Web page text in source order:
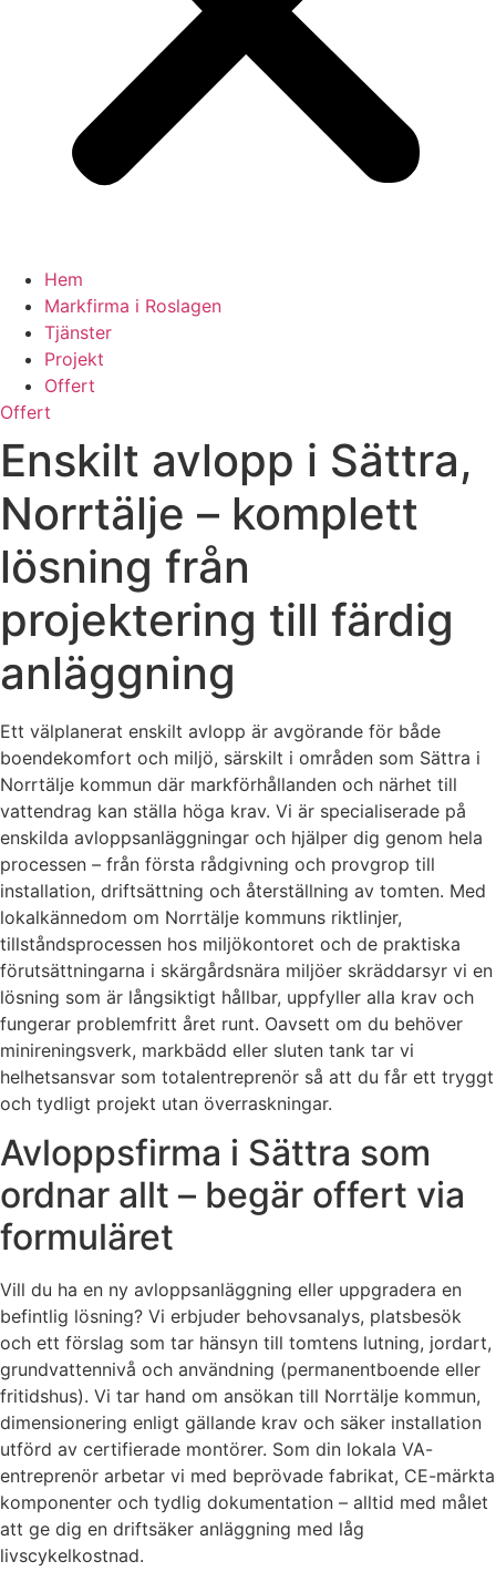
Hem
Markfirma i Roslagen
Tjänster
Projekt
Offert
Offert
Enskilt avlopp i Sättra,
Norrtälje – komplett
lösning från
projektering till färdig
anläggning
Ett välplanerat enskilt avlopp är avgörande för både
boendekomfort och miljö, särskilt i områden som Sättra i
Norrtälje kommun där markförhållanden och närhet till
vattendrag kan ställa höga krav. Vi är specialiserade på
enskilda avloppsanläggningar och hjälper dig genom hela
processen – från första rådgivning och provgrop till
installation, driftsättning och återställning av tomten. Med
lokalkännedom om Norrtälje kommuns riktlinjer,
tillståndsprocessen hos miljökontoret och de praktiska
förutsättningarna i skärgårdsnära miljöer skräddarsyr vi en
lösning som är långsiktigt hållbar, uppfyller alla krav och
fungerar problemfritt året runt. Oavsett om du behöver
minireningsverk, markbädd eller sluten tank tar vi
helhetsansvar som totalentreprenör så att du får ett tryggt
och tydligt projekt utan överraskningar.
Avloppsfirma i Sättra som
ordnar allt – begär offert via
formuläret
Vill du ha en ny avloppsanläggning eller uppgradera en
befintlig lösning? Vi erbjuder behovsanalys, platsbesök
och ett förslag som tar hänsyn till tomtens lutning, jordart,
grundvattennivå och användning (permanentboende eller
fritidshus). Vi tar hand om ansökan till Norrtälje kommun,
dimensionering enligt gällande krav och säker installation
utförd av certifierade montörer. Som din lokala VA-
entreprenör arbetar vi med beprövade fabrikat, CE-märkta
komponenter och tydlig dokumentation – alltid med målet
att ge dig en driftsäker anläggning med låg
livscykelkostnad.